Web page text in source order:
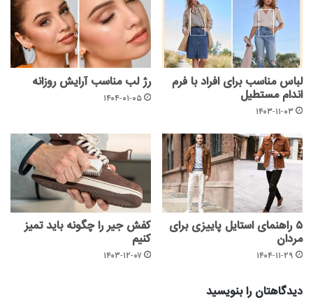
لباس مناسب برای افراد با فرم
اندام مستطیل
۱۴۰۳-۱۱-۰۳
رژ لب مناسب آرایش روزانه
۱۴۰۴-۰۱-۰۵
۵ راهنمای استایل پاییزی برای
مردان
۱۴۰۴-۱۱-۲۹
کفش جیر را چگونه باید تمیز
کنیم
۱۴۰۳-۱۲-۰۷
دیدگاهتان را بنویسید